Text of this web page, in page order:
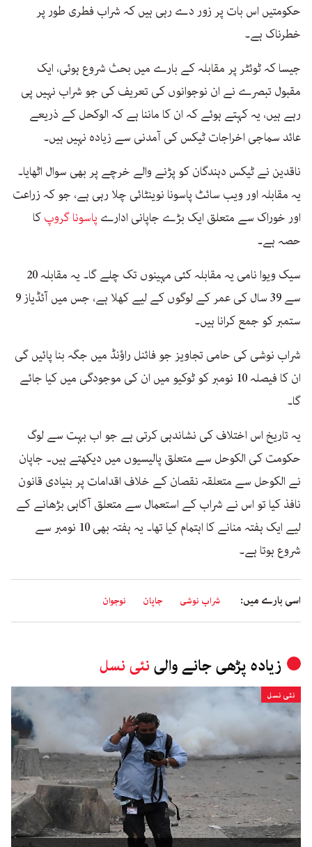
حکومتیں اس بات پر زور دے رہی ہیں کہ شراب فطری طور پر
خطرناک ہے۔
جیسا کہ ٹوئٹر پر مقابلہ کے بارے میں بحث شروع ہوئی، ایک
مقبول تبصرے نے ان نوجوانوں کی تعریف کی جو شراب نہیں پی
رہے ہیں، یہ کہتے ہوئے کہ ان کا ماننا ہے کہ الوکحل کے ذریعے
عائد سماجی اخراجات ٹیکس کی آمدنی سے زیادہ نہیں ہیں۔
ناقدین نے ٹیکس دہندگان کو پڑنے والے خرچے پر بھی سوال اٹھایا۔
یہ مقابلہ اور ویب سائٹ پاسونا نوینٹائی چلا رہی ہے، جو کہ زراعت
اور خوراک سے متعلق ایک بڑے جاپانی ادارے پاسونا گروپکا
حصہ ہے۔
سیک ویوا نامی یہ مقابلہ کئی مہینوں تک چلے گا۔ یہ مقابلہ 20
سے 39 سال کی عمر کے لوگوں کے لیے کھلا ہے، جس میں آئڈیاز 9
ستمبر کو جمع کرانا ہیں۔
شراب نوشی کی حامی تجاویز جو فائنل راؤنڈ میں جگہ بنا پائیں گی
ان کا فیصلہ 10 نومبر کو ٹوکیو میں ان کی موجودگی میں کیا جائے
گا۔
یہ تاریخ اس اختلاف کی نشاندہی کرتی ہے جو اب بہت سے لوگ
حکومت کی الکوحل سے متعلق پالیسیوں میں دیکھتے ہیں۔ جاپان
نے الکوحل سے متعلقہ نقصان کے خلاف اقدامات پر بنیادی قانون
نافذ کیا تو اس نے شراب کے استعمال سے متعلق آگاہی بڑھانے کے
لیے ایک ہفتہ منانے کا اہتمام کیا تھا۔ یہ ہفتہ بھی 10 نومبر سے
شروع ہوتا ہے۔
اسی بارے میں: شراب نوشی جاپان نوجوان
زیادہ پڑھی جانے والی نئی نسل
نئی نسل